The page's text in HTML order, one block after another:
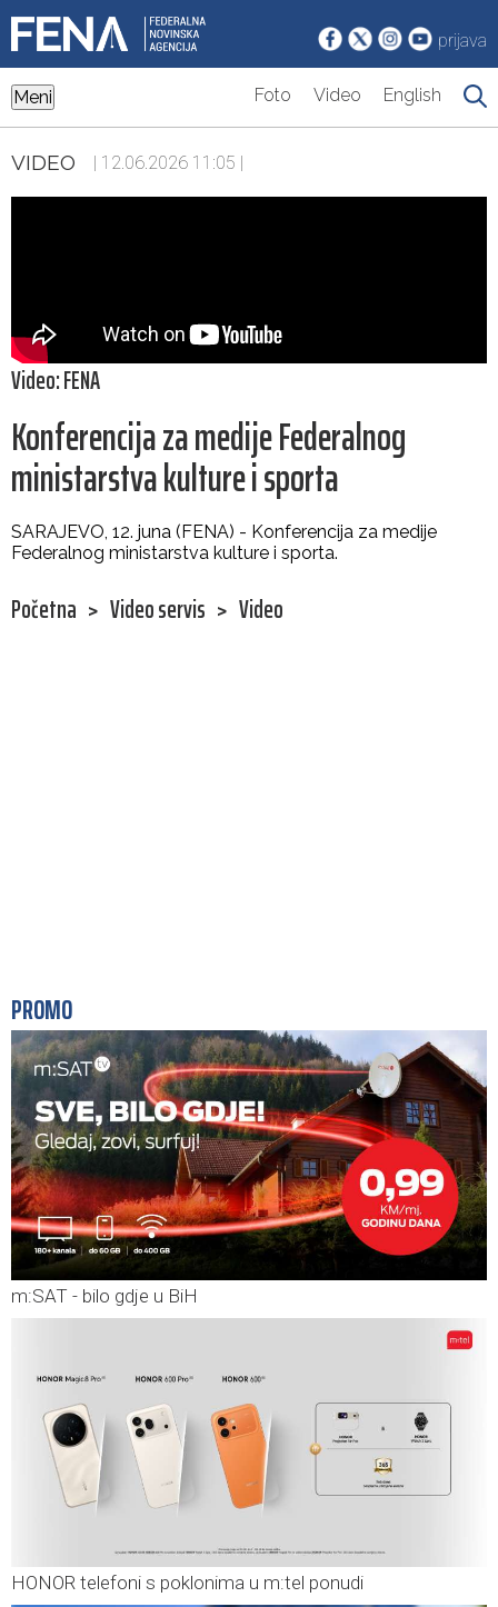
prijava
Meni Foto Video English
VIDEO | 12.06.2026 11:05 |
Video: FENA
Konferencija za medije Federalnog
ministarstva kulture i sporta
SARAJEVO, 12. juna (FENA) - Konferencija za medije
Federalnog ministarstva kulture i sporta.
Početna > Video servis > Video
PROMO
m:SAT - bilo gdje u BiH
HONOR telefoni s poklonima u m:tel ponudi